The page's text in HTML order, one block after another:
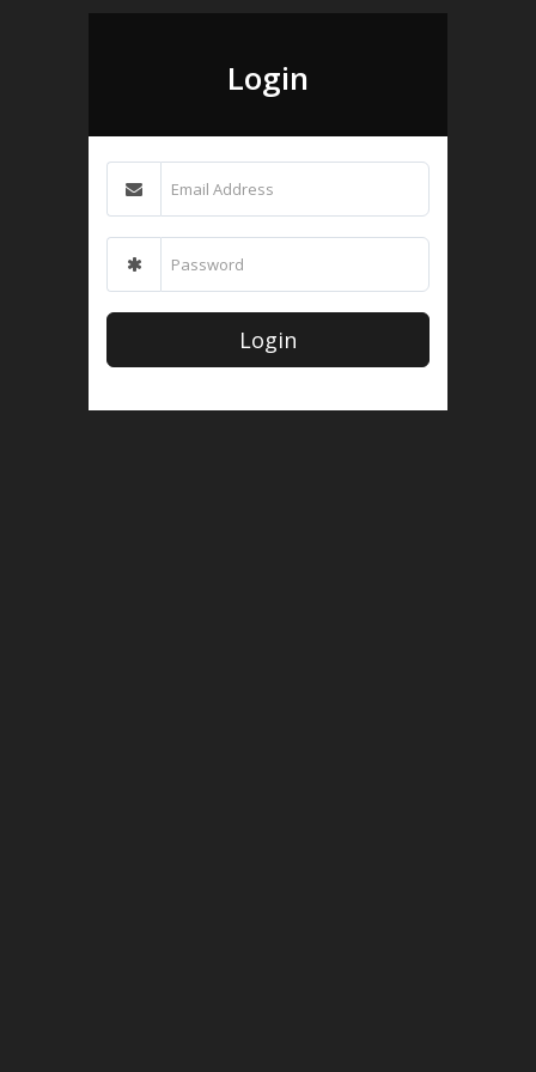
Login
Login